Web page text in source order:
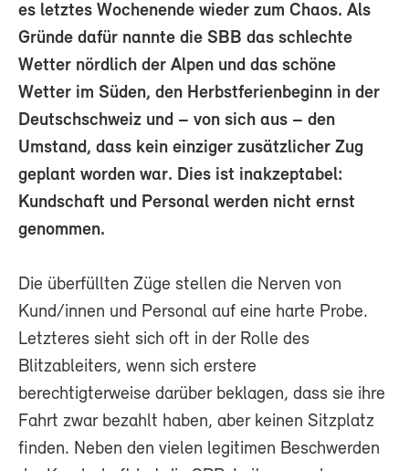
es letztes Wochenende wieder zum Chaos. Als
Gründe dafür nannte die SBB das schlechte
Wetter nördlich der Alpen und das schöne
Wetter im Süden, den Herbstferienbeginn in der
Deutschschweiz und – von sich aus – den
Umstand, dass kein einziger zusätzlicher Zug
geplant worden war. Dies ist inakzeptabel:
Kundschaft und Personal werden nicht ernst
genommen.
Die überfüllten Züge stellen die Nerven von
Kund/innen und Personal auf eine harte Probe.
Letzteres sieht sich oft in der Rolle des
Blitzableiters, wenn sich erstere
berechtigterweise darüber beklagen, dass sie ihre
Fahrt zwar bezahlt haben, aber keinen Sitzplatz
finden. Neben den vielen legitimen Beschwerden